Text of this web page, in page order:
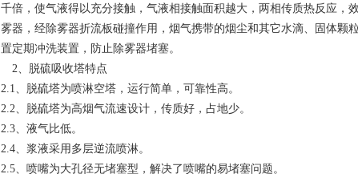
千倍，使气液得以充分接触，气液相接触面积越大，两相传质热反应，
雾器，经除雾器折流板碰撞作用，烟气携带的烟尘和其它水滴、固体颗
置定期冲洗装置，防止除雾器堵塞。
2、脱硫吸收塔特点
2.1、脱硫塔为喷淋空塔，运行简单，可靠性高。
2.2、脱硫塔为高烟气流速设计，传质好，占地少。
2.3、液气比低。
2.4、浆液采用多层逆流喷淋。
2.5、喷嘴为大孔径无堵塞型，解决了喷嘴的易堵塞问题。